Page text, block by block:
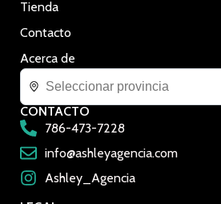
Tienda
Contacto
Acerca de
CONTACTO
786-473-7228
info@ashleyagencia.com
Ashley_Agencia